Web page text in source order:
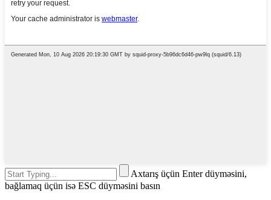
Axtarış üçün Enter düyməsini,
bağlamaq üçün isə ESC düyməsini basın